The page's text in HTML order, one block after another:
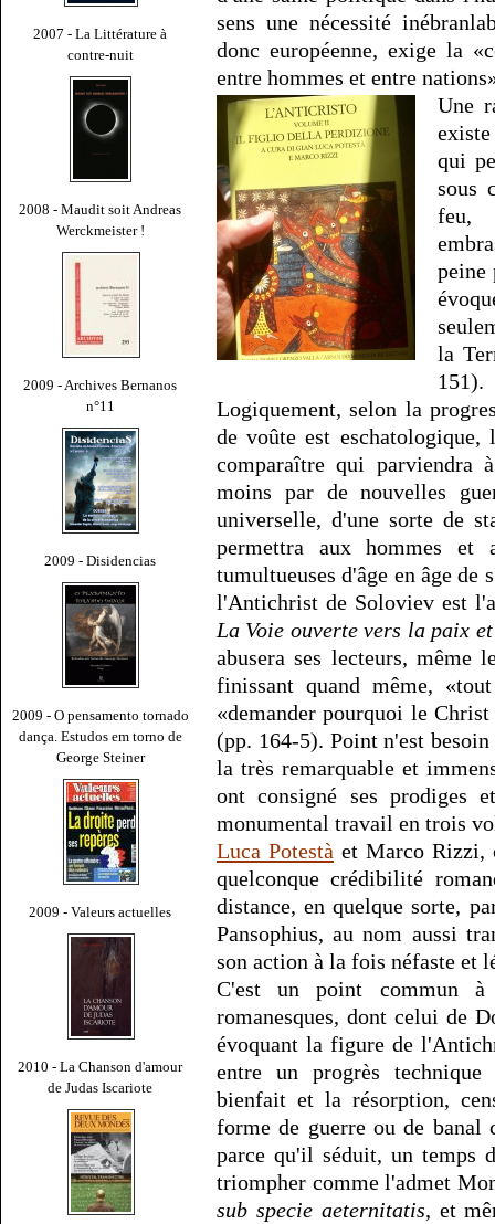
2007 - La Littérature à
contre-nuit
2008 - Maudit soit Andreas
Werckmeister !
2009 - Archives Bernanos
n°11
2009 - Disidencias
2009 - O pensamento tornado
dança. Estudos em torno de
George Steiner
2009 - Valeurs actuelles
2010 - La Chanson d'amour
de Judas Iscariote
sens une nécessité
donc européenne, exige la
entre hommes et entre
Une
qui
sous
feu,
peine
la
151).
Logiquement, selon la
de voûte est
comparaître qui parviendra
moins par de nouvelles
universelle, d'une sorte de
permettra aux hommes et
tumultueuses d'âge en âge
l'Antichrist de Soloviev est
La Voie ouverte vers la paix
abusera ses lecteurs, même
finissant quand même,
«demander pourquoi le
(pp. 164-5). Point n'est
la très remarquable et
ont consigné ses prodiges
monumental travail en trois
Luca Potestà et Marco Rizzi,
quelconque crédibilité
distance, en quelque sorte,
Pansophius, au nom aussi
son action à la fois néfaste et
C'est un point commun à
romanesques, dont celui de
évoquant la figure de
entre un progrès technique
bienfait et la résorption,
forme de guerre ou de
parce qu'il séduit, un temps
triompher comme l'admet
sub specie aeternitatis, et